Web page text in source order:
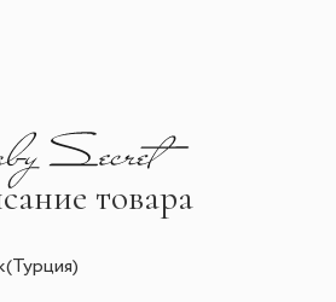
товара